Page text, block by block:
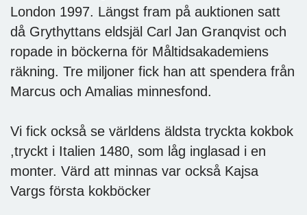
London 1997. Längst fram på auktionen satt
då Grythyttans eldsjäl Carl Jan Granqvist och
ropade in böckerna för Måltidsakademiens
räkning. Tre miljoner fick han att spendera från
Marcus och Amalias minnesfond.
Vi fick också se världens äldsta tryckta kokbok
,tryckt i Italien 1480, som låg inglasad i en
monter. Värd att minnas var också Kajsa
Vargs första kokböcker